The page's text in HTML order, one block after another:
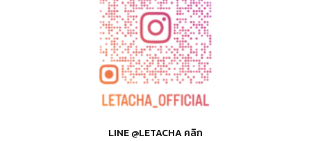
LINE @LETACHA คลิก